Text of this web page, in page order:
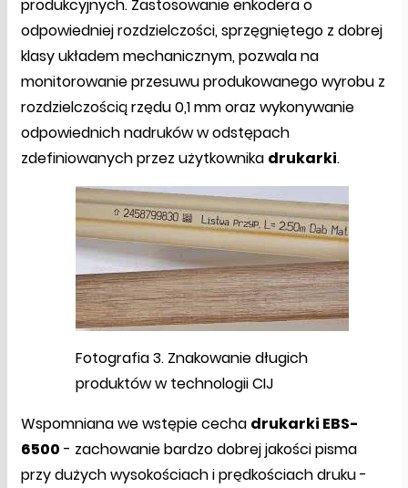
produkcyjnych. Zastosowanie enkodera o
odpowiedniej rozdzielczości, sprzęgniętego z dobrej
klasy układem mechanicznym, pozwala na
monitorowanie przesuwu produkowanego wyrobu z
rozdzielczością rzędu 0,1 mm oraz wykonywanie
odpowiednich nadruków w odstępach
zdefiniowanych przez użytkownika drukarki.
Fotografia 3. Znakowanie długich
produktów w technologii CIJ
Wspomniana we wstępie cecha drukarki EBS-
6500 - zachowanie bardzo dobrej jakości pisma
przy dużych wysokościach i prędkościach druku -